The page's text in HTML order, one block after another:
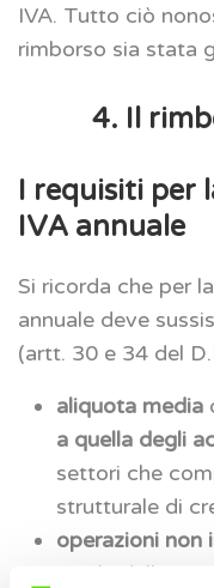
IVA. Tutto ciò
rimborso sia stata
4. Il
I requisiti per
IVA annuale
Si ricorda che per
annuale deve
(artt. 30 e 34 del
aliquota media
a quella degli
settori che
strutturale di
operazioni non
totale delle